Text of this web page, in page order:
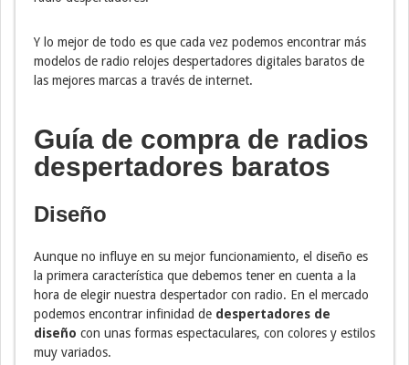
Y lo mejor de todo es que cada vez podemos encontrar más
modelos de radio relojes despertadores digitales baratos de
las mejores marcas a través de internet.
Guía de compra de radios
despertadores baratos
Diseño
Aunque no influye en su mejor funcionamiento, el diseño es
la primera característica que debemos tener en cuenta a la
hora de elegir nuestra despertador con radio. En el mercado
podemos encontrar infinidad de despertadores de
diseño con unas formas espectaculares, con colores y estilos
muy variados.